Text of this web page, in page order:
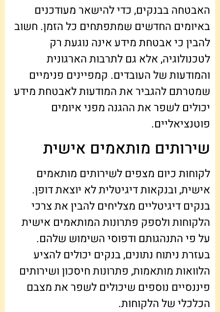
האבטחה בבנקים, כדי להישאר מעודכנים
באיומים החדשים שמתפתחים כל הזמן. חשוב
להבין כי אבטחת מידע אינה נוגעת רק
לטכנולוגיה, אלא גם לתרבות הארגונית
והמודעות של העובדים. קמפיינים פנימיים
שמטרתם להגביר את המודעות לאבטחת מידע
יכולים לשפר את ההגנה מפני איומים
פוטנציאליים.
שירותים מותאמים אישית
לקוחות כיום מצפים לשירותים מותאמים
אישית, ובנקאות דיגיטלית לא יוצאת דופן.
בנקים דיגיטליים מצליחים להבין את צרכי
הלקוחות ולספק פתרונות המותאמים אישית
על פי התנהגותם ודפוסי השימוש שלהם.
בעזרת ניתוח נתונים, בנקים יכולים להציע
הלוואות מותאמות, פתרונות חיסכון ושירותים
פיננסיים נוספים שיכולים לשפר את מצבם
הכלכלי של הלקוחות.